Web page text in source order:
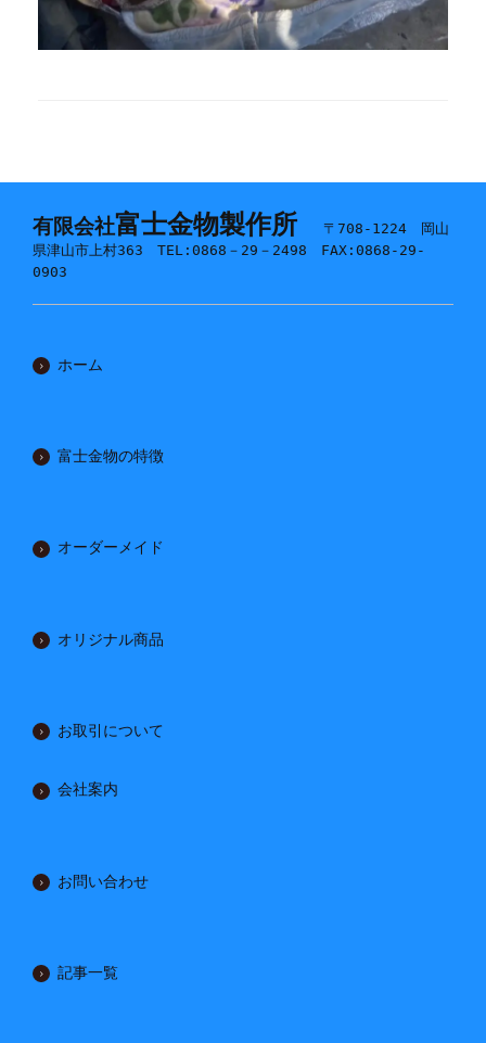
有限会社富士金物製作所
〒708-1224 岡山
県津山市上村363 TEL:0868－29－2498 FAX:0868-29-
0903
ホーム
富士金物の特徴
オーダーメイド
オリジナル商品
お取引について
会社案内
お問い合わせ
記事一覧